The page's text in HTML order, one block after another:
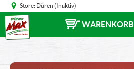
Store: Düren (Inaktiv)
WARENKORB